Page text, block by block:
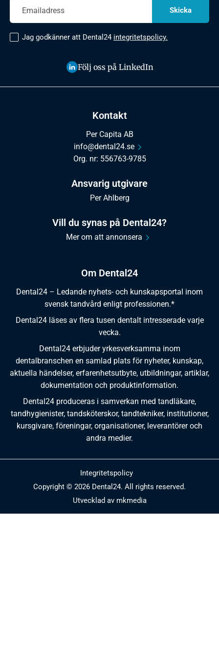
Om Dental24
Dental24 – Ledande nyhets- och kunskapsportal inom
svensk tandvård enligt professionen.*
Dental24 läses av flera tusen dentalt intresserade varje
vecka.
Dental24 erbjuder yrkesverksamma inom
dentalbranschen en samlad plats för nyheter, kunskap,
aktuella händelser, erfarenhetsutbyte, utbildningar, artiklar,
dokumentation och produktinformation.
Dental24 produceras i samverkan med tandläkare,
tandhygienister, tandsköterskor, tandtekniker, institutioner,
kursgivare, föreningar, organisationer, leverantörer och
andra medier.
Kontakt
Per Capita AB
info@dental24.se
Org. nr: 556763-9785
Ansvarig utgivare
Per Ahlberg
Vill du synas på Dental24?
Mer om att annonsera
Jag godkänner att Dental24 integritetspolicy.
Följ oss på LinkedIn
Integritetspolicy
Copyright © 2026 Dental24. All rights reserved.
Utvecklad av mkmedia